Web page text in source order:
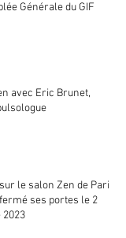
Générale du GIF
avec Eric Brunet,
le salon Zen de Paris
ses portes le 2